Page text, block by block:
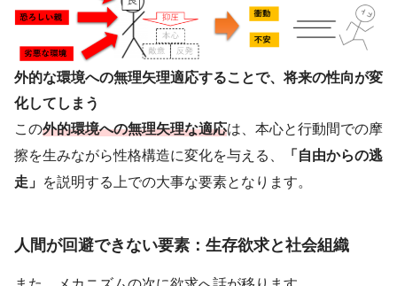
外的な環境への無理矢理適応することで、将来の性向が変
化してしまう
この外的環境への無理矢理な適応は、本心と行動間での摩
擦を生みながら性格構造に変化を与える、
「自由からの逃
走」 を説明する上での大事な要素となります。
人間が回避できない要素：生存欲求と社会組織